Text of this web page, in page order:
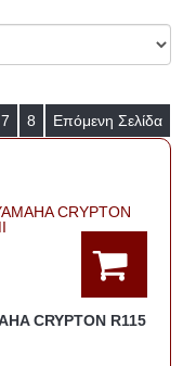
7 8 Επόμενη Σελίδα
CRYPTON R115